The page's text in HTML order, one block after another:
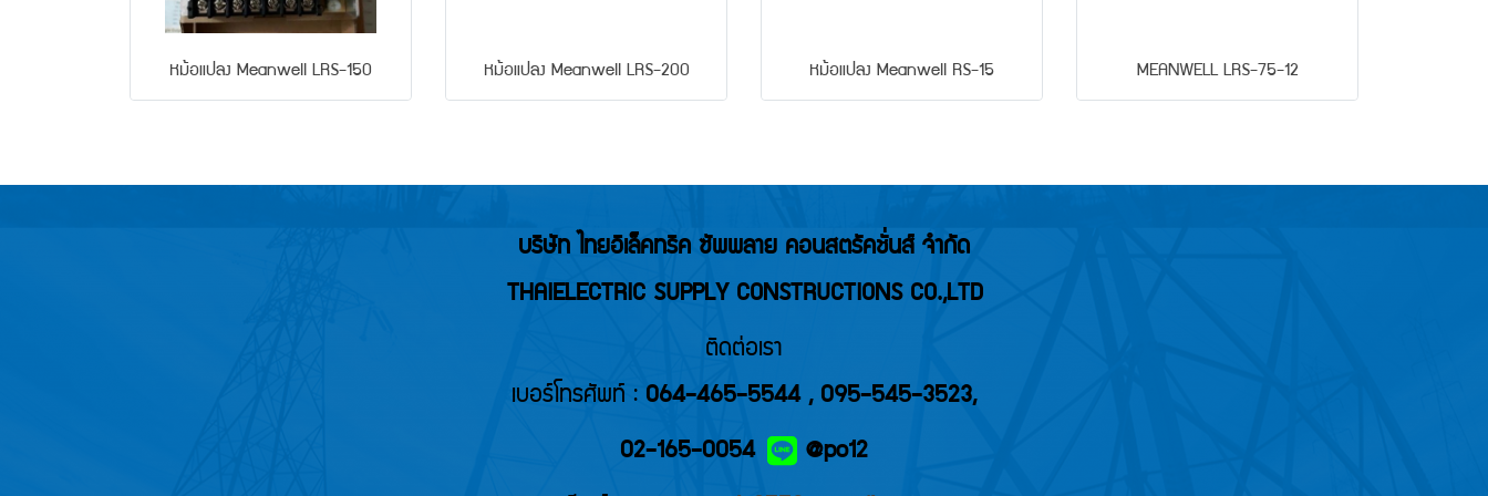
หม้อแปลง Meanwell LRS-150 หม้อแปลง Meanwell LRS-200 หม้อแปลง Meanwell RS-15 MEANWELL LRS-75-12
บริษัท ไทยอิเล็คทริค ซัพพลาย คอนสตรัคชั่นส์ จำกัด
THAIELECTRIC SUPPLY CONSTRUCTIONS CO.,LTD
ติดต่อเรา
เบอร์โทรศัพท์ : 064-465-5544, 095-545-3523,
02-165-0054 @po12